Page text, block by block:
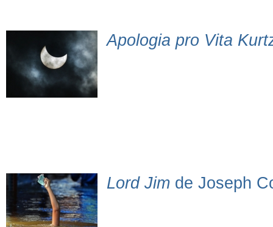
Apologia pro Vita
Lord Jim de Joseph